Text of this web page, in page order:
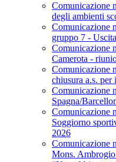
Comunicazione
degli ambienti
Comunicazione
gruppo 7 -
Comunicazione
Camerota -
Comunicazione
chiusura a.s. per
Comunicazione
Spagna/
Comunicazione
Soggiorno
2026
Comunicazione
Mons.